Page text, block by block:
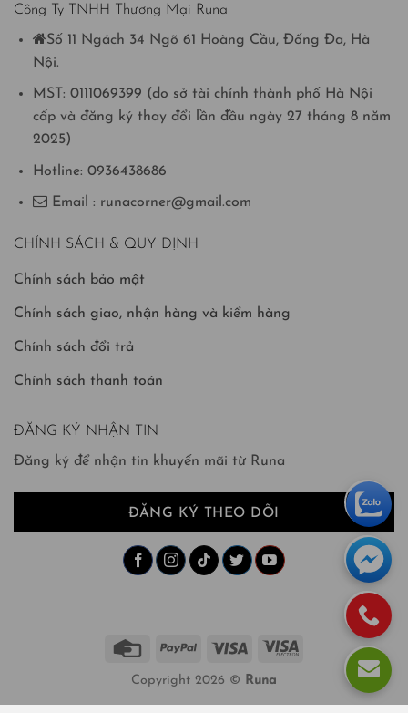
Công Ty TNHH Thương Mại Runa
Số 11 Ngách 34 Ngõ 61 Hoàng Cầu, Đống Đa, Hà
Nội.
MST: 0111069399 (do sở tài chính thành phố Hà Nội
cấp và đăng ký thay đổi lần đầu ngày 27 tháng 8 năm
2025)
Hotline: 0936438686
Email : runacorner@gmail.com
CHÍNH SÁCH & QUY ĐỊNH
Chính sách bảo mật
Chính sách giao, nhận hàng và kiểm hàng
Chính sách đổi trả
Chính sách thanh toán
ĐĂNG KÝ NHẬN TIN
Đăng ký để nhận tin khuyến mãi từ Runa
ĐĂNG KÝ THEO DÕI
Copyright 2026 © Runa